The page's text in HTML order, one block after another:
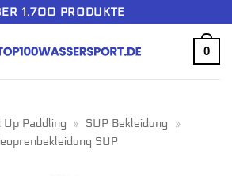
1.700 PRODUKTE
0
Up Paddling » SUP Bekleidung »
SUP